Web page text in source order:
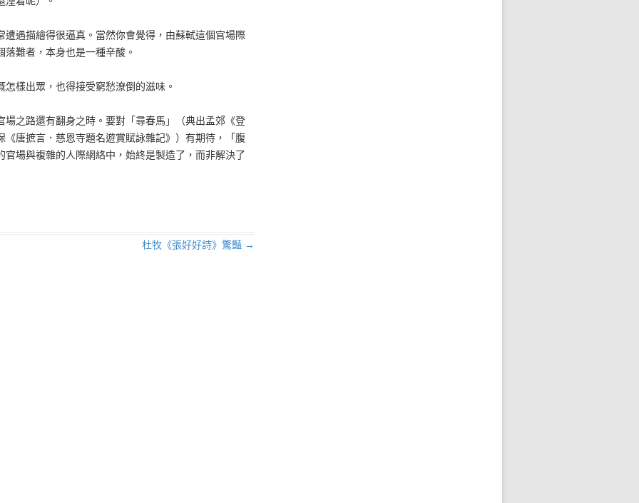
遇描繪得很逼真。當然你會覺得，由蘇軾這個官場際
難者，本身也是一種辛酸。
樣出眾，也得接受窮愁潦倒的滋味。
場之路還有翻身之時。要對「尋春馬」（典出孟郊《登
唐摭言．慈恩寺題名遊賞賦詠雜記》）有期待，「腹
場與複雜的人際網絡中，始終是製造了，而非解決了
杜牧《張好好詩》驚豔 →